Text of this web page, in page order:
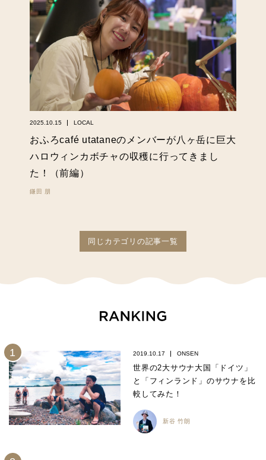
2025.10.15 LOCAL
おふろcafé utataneのメンバーが八ヶ岳に巨大
ハロウィンカボチャの収穫に行ってきまし
た！（前編）
鎌田 朋
同じカテゴリの記事一覧
2019.10.17 ONSEN
世界の2大サウナ大国「ドイツ」
と「フィンランド」のサウナを比
較してみた！
新谷 竹朗